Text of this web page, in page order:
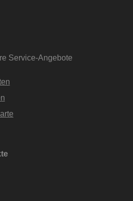
Service-Angebote